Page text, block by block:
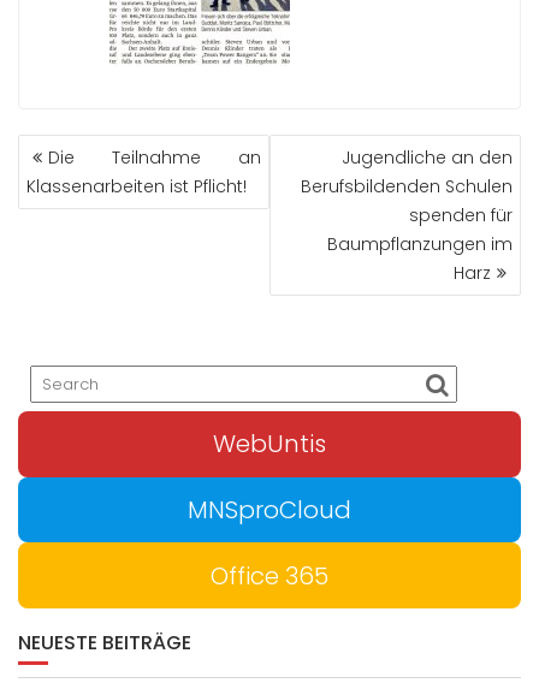
BEITRAGS-
NAVIGATION
Die Teilnahme an
Klassenarbeiten ist Pflicht!
Jugendliche an den
Berufsbildenden Schulen
spenden für
Baumpflanzungen im
Harz
WebUntis
MNSproCloud
Office 365
NEUESTE BEITRÄGE